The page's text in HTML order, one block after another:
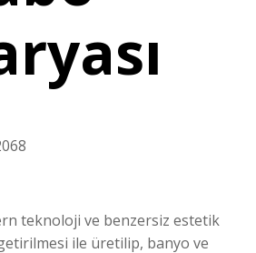
teknoloji ve benzersiz estetik
ile üretilip, banyo ve